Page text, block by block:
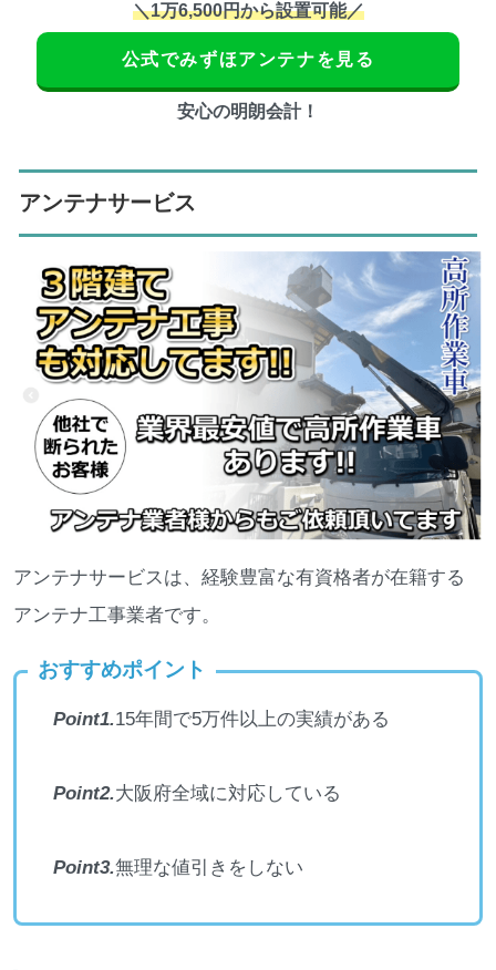
＼1万6,500円から設置可能／
公式でみずほアンテナを見る
安心の明朗会計！
アンテナサービス
アンテナサービスは、経験豊富な有資格者が在籍する
アンテナ工事業者です。
おすすめポイント
Point1.15年間で5万件以上の実績がある
Point2.大阪府全域に対応している
Point3.無理な値引きをしない